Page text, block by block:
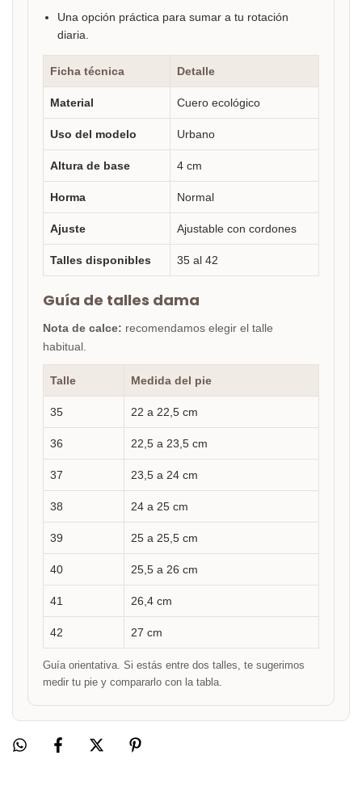
Una opción práctica para sumar a tu rotación
diaria.
Ficha técnica Detalle
Material Cuero ecológico
Uso del modelo Urbano
Altura de base 4 cm
Horma Normal
Ajuste Ajustable con cordones
Talles disponibles 35 al 42
Guía de talles dama
Nota de calce: recomendamos elegir el talle
habitual.
Talle Medida del pie
35 22 a 22,5 cm
36 22,5 a 23,5 cm
37 23,5 a 24 cm
38 24 a 25 cm
39 25 a 25,5 cm
40 25,5 a 26 cm
41 26,4 cm
42 27 cm
Guía orientativa. Si estás entre dos talles, te sugerimos
medir tu pie y compararlo con la tabla.